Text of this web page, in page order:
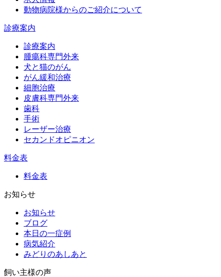
動物病院様からのご紹介について
診療案内
診療案内
腫瘍科専門外来
犬と猫のがん
がん緩和治療
細胞治療
皮膚科専門外来
歯科
手術
レーザー治療
セカンドオピニオン
料金表
料金表
お知らせ
お知らせ
ブログ
本日の一症例
病気紹介
みどりのあしあと
飼い主様の声